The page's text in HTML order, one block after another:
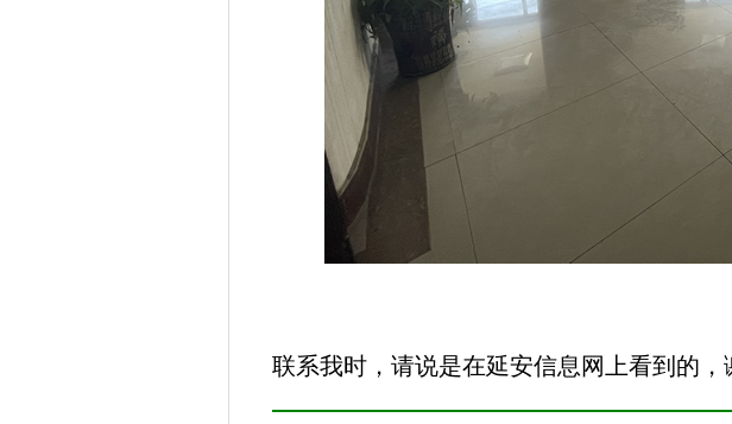
联系我时，请说是在延安信息网上看到的，